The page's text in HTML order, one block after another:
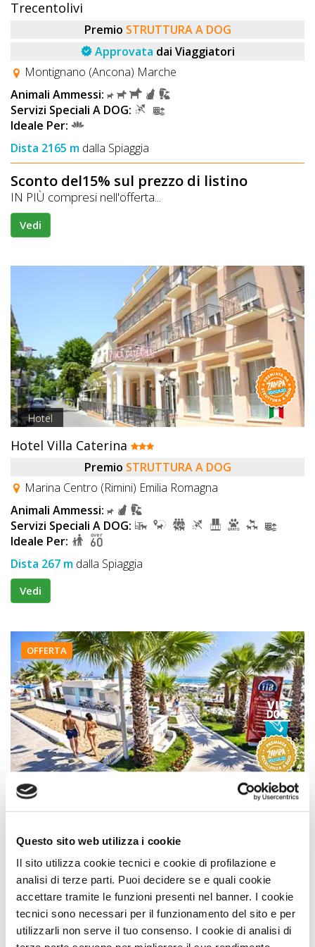
Questo sito web utilizza i cookie
Il sito utilizza cookie tecnici e cookie di profilazione e
analisi di terze parti. Puoi decidere se e quali cookie
accettare tramite le funzioni presenti nel banner. I cookie
tecnici sono necessari per il funzionamento del sito e per
utilizzarli non serve il tuo consenso. I cookie di analisi di
Trecentolivi
Premio STRUTTURA A DOG
Approvata dai Viaggiatori
Montignano (Ancona) Marche
Animali Ammessi:
Servizi Speciali A DOG:
Ideale Per:
Dista 2165 m dalla Spiaggia
Sconto del15% sul prezzo di listino
IN PIÙ compresi nell'offerta...
Vedi
Hotel
Hotel Villa Caterina
Premio STRUTTURA A DOG
Marina Centro (Rimini) Emilia Romagna
Animali Ammessi:
Servizi Speciali A DOG:
Ideale Per:
Dista 267 m dalla Spiaggia
Vedi
OFFERTA
Hotel
Hotel Corona
TOP 100 PIÙ Prenotate
PREMIO ZAMPA DELL'ANNO
Riccione (Rimini) Emilia Romagna
Animali Ammessi: